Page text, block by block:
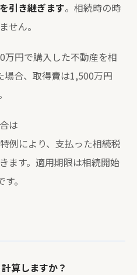
引き継ぎます。相続時の時
せん。
万円で購入した不動産を相
合、取得費は1,500万円
は
例により、支払った相続税
ます。適用期限は相続開始
。
算しますか？